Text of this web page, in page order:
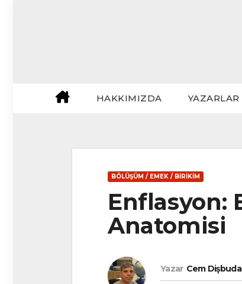
HAKKIMIZDA YAZARLAR
BÖLÜŞÜM / EMEK / BIRIKIM
Enflasyon:
Anatomisi
Yazar Cem